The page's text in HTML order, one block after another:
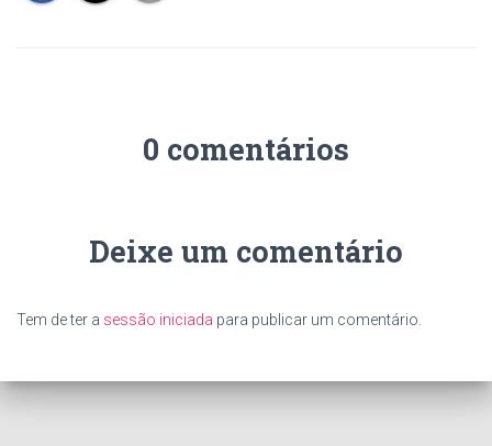
0 comentários
Deixe um comentário
Tem de ter a sessão iniciada para publicar um comentário.